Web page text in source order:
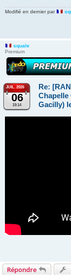
Modifié en dernier par
squale
Premium
JUIL. 2026
06
19:14
Re:
Chapelle
Gacilly)
Répondre